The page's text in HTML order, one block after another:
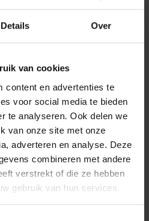
Details Over
van cookies
content en advertenties te
voor social media te bieden
te analyseren. Ook delen we
van onze site met onze
adverteren en analyse. Deze
combineren met andere
verstrekt of die ze hebben
gebruik van hun services.